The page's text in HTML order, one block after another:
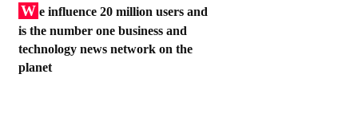
W e influence 20 million users and
is the number one business and
technology news network on the
planet